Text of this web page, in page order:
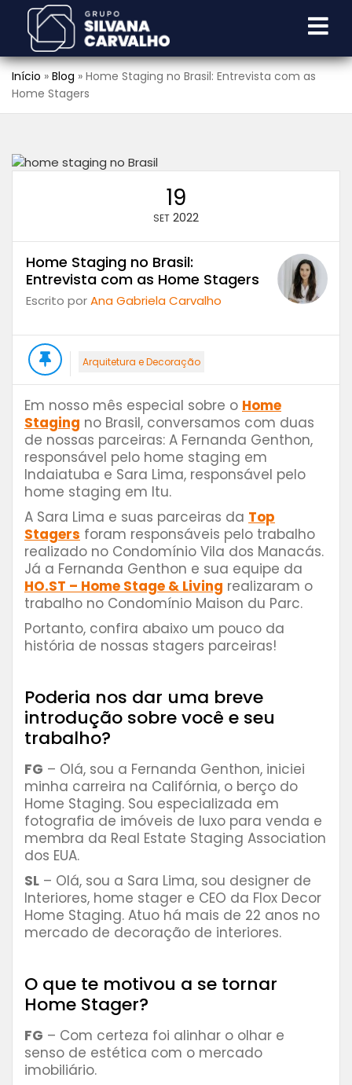
Início » Blog » Home Staging no Brasil: Entrevista com as
Home Stagers
19
SET 2022
Home Staging no Brasil:
Entrevista com as Home Stagers
Escrito porAna Gabriela Carvalho
Arquitetura e Decoração
Em nosso mês especial sobre o Home
Staging no Brasil, conversamos com duas
de nossas parceiras: A Fernanda Genthon,
responsável pelo home staging em
Indaiatuba e Sara Lima, responsável pelo
home staging em Itu.
A Sara Lima e suas parceiras da Top
Stagers foram responsáveis pelo trabalho
realizado no Condomínio Vila dos Manacás.
Já a Fernanda Genthon e sua equipe da
HO.ST – Home Stage & Living realizaram o
trabalho no Condomínio Maison du Parc.
Portanto, confira abaixo um pouco da
história de nossas stagers parceiras!
Poderia nos dar uma breve
introdução sobre você e seu
trabalho?
FG – Olá, sou a Fernanda Genthon, iniciei
minha carreira na Califórnia, o berço do
Home Staging. Sou especializada em
fotografia de imóveis de luxo para venda e
membra da Real Estate Staging Association
dos EUA.
SL – Olá, sou a Sara Lima, sou designer de
Interiores, home stager e CEO da Flox Decor
Home Staging. Atuo há mais de 22 anos no
mercado de decoração de interiores.
O que te motivou a se tornar
Home Stager?
FG – Com certeza foi alinhar o olhar e
senso de estética com o mercado
imobiliário.